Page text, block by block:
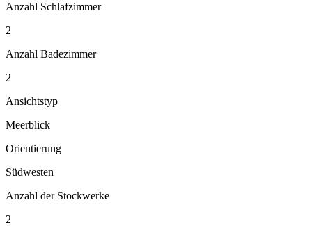
Anzahl Schlafzimmer
2
Anzahl Badezimmer
2
Ansichtstyp
Meerblick
Orientierung
Südwesten
Anzahl der Stockwerke
2